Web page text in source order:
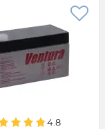
4.8